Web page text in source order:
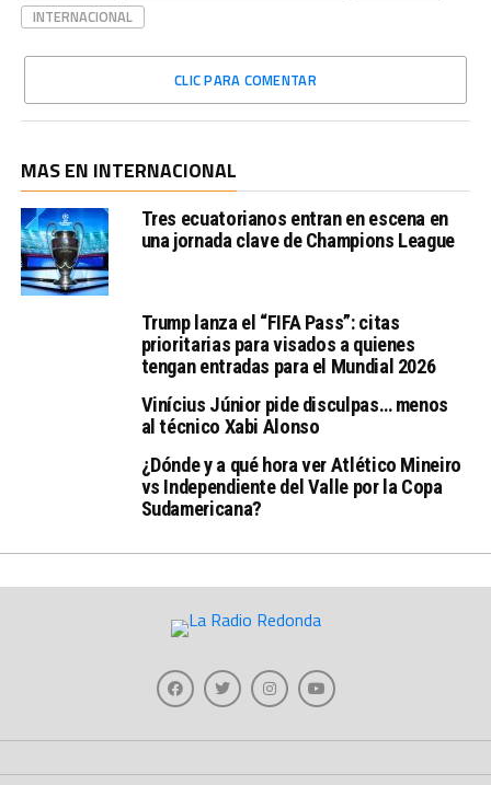
INTERNACIONAL
CLIC PARA COMENTAR
MAS EN INTERNACIONAL
Tres ecuatorianos entran en escena en
una jornada clave de Champions League
Trump lanza el “FIFA Pass”: citas
prioritarias para visados a quienes
tengan entradas para el Mundial 2026
Vinícius Júnior pide disculpas… menos
al técnico Xabi Alonso
¿Dónde y a qué hora ver Atlético Mineiro
vs Independiente del Valle por la Copa
Sudamericana?